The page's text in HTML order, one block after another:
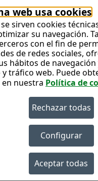
web usa cookies
sirven cookies
su navegación.
con el fin de
de redes sociales,
hábitos de
tráfico web. Puede
nuestra Política de